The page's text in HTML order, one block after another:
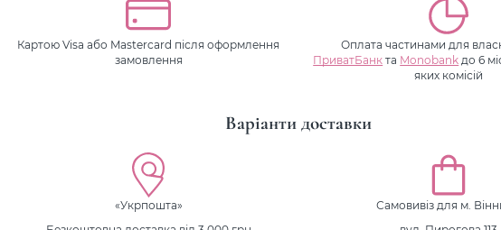
Картою Visa або Mastercard після оформлення
замовлення
Оплата частинами для
ПриватБанк та Monobank до 6
яких комісій
Варіанти доставки
«Укрпошта»
Самовивіз для м.